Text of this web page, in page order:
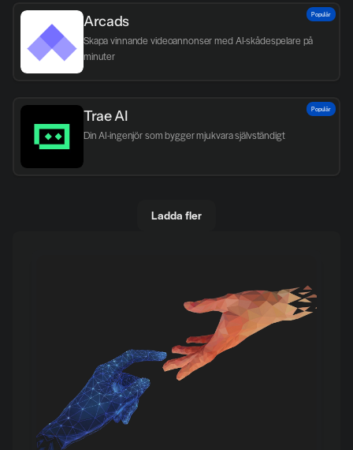
Arcads
Skapa vinnande videoannonser med AI-skådespelare på
minuter
Populär
Trae AI
Din AI-ingenjör som bygger mjukvara självständigt
Populär
Ladda fler